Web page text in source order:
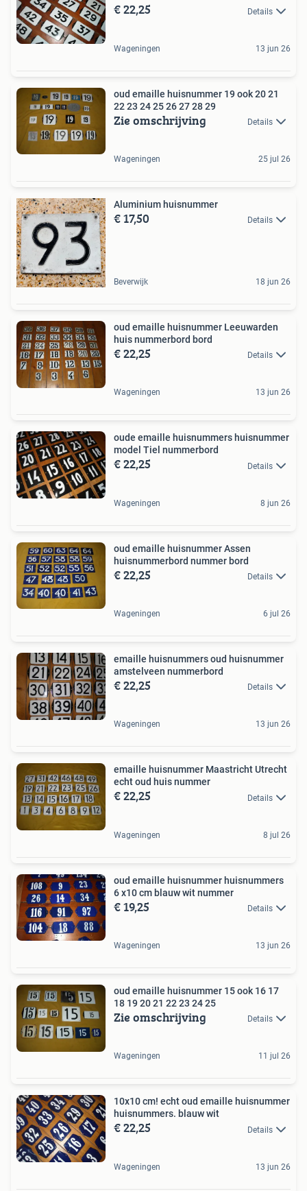
€ 22,25 Details
Wageningen 13 jun 26
oud emaille huisnummer 19 ook 20 21
22 23 24 25 26 27 28 29
Zie omschrijving Details
Wageningen 25 jul 26
Aluminium huisnummer
€ 17,50 Details
Beverwijk 18 jun 26
oud emaille huisnummer Leeuwarden
huis nummerbord bord
€ 22,25 Details
Wageningen 13 jun 26
oude emaille huisnummers huisnummer
model Tiel nummerbord
€ 22,25 Details
Wageningen 8 jun 26
oud emaille huisnummer Assen
huisnummerbord nummer bord
€ 22,25 Details
Wageningen 6 jul 26
emaille huisnummers oud huisnummer
amstelveen nummerbord
€ 22,25 Details
Wageningen 13 jun 26
emaille huisnummer Maastricht Utrecht
echt oud huis nummer
€ 22,25 Details
Wageningen 8 jul 26
oud emaille huisnummer huisnummers
6 x10 cm blauw wit nummer
€ 19,25 Details
Wageningen 13 jun 26
oud emaille huisnummer 15 ook 16 17
18 19 20 21 22 23 24 25
Zie omschrijving Details
Wageningen 11 jul 26
10x10 cm! echt oud emaille huisnummer
huisnummers. blauw wit
€ 22,25 Details
Wageningen 13 jun 26